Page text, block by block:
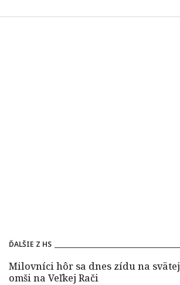
ĎALŠIE Z HS
Milovníci hôr sa dnes zídu na svätej
omši na Veľkej Rači